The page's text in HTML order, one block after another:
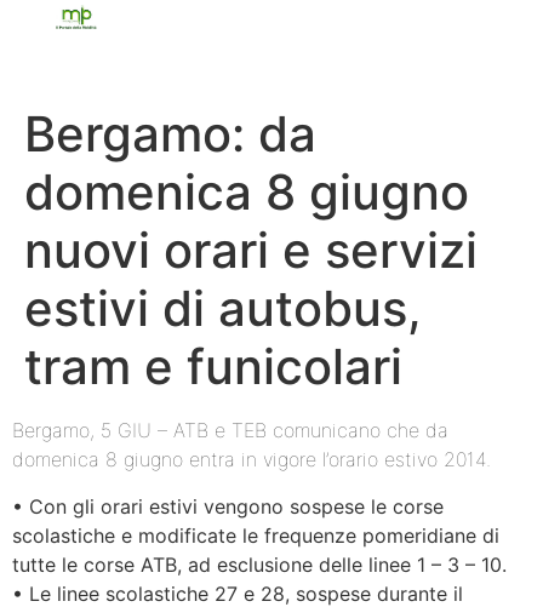
Bergamo: da
domenica 8 giugno
nuovi orari e servizi
estivi di autobus,
tram e funicolari
Bergamo, 5 GIU – ATB e TEB comunicano che da
domenica 8 giugno entra in vigore l’orario estivo 2014.
• Con gli orari estivi vengono sospese le corse
scolastiche e modificate le frequenze pomeridiane di
tutte le corse ATB, ad esclusione delle linee 1 – 3 – 10.
• Le linee scolastiche 27 e 28, sospese durante il